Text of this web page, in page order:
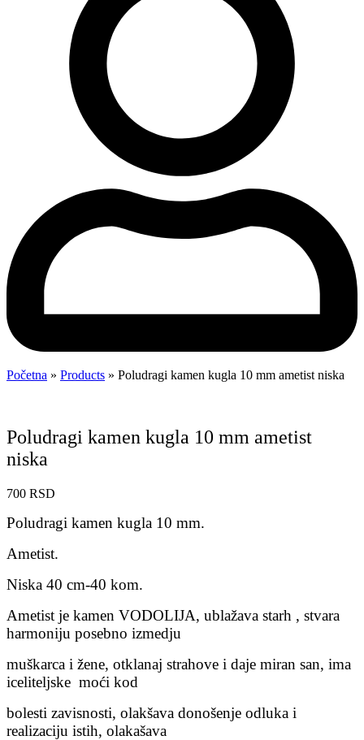
Početna » Products » Poludragi kamen kugla 10 mm ametist niska
Poludragi kamen kugla 10 mm ametist
niska
700 RSD
Poludragi kamen kugla 10 mm.
Ametist.
Niska 40 cm-40 kom.
Ametist je kamen VODOLIJA, ublažava starh , stvara
harmoniju posebno izmedju
muškarca i žene, otklanaj strahove i daje miran san, ima
iceliteljske moći kod
bolesti zavisnosti, olakšava donošenje odluka i
realizaciju istih, olakašava